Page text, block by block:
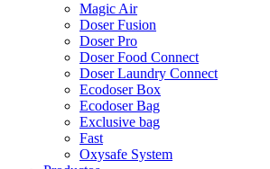
Magic Air
Doser Fusion
Doser Pro
Doser Food Connect
Doser Laundry Connect​
Ecodoser Box
Ecodoser Bag
Exclusive bag
Fast
Oxysafe System